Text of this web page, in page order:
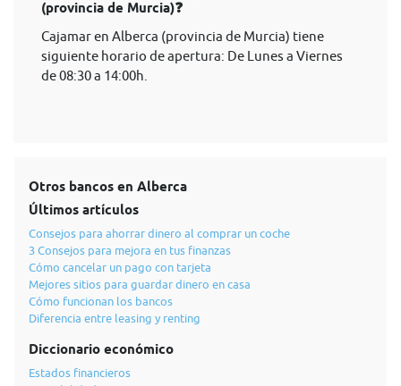
(provincia de Murcia)❓
Cajamar en Alberca (provincia de Murcia) tiene
siguiente horario de apertura: De Lunes a Viernes
de 08:30 a 14:00h.
Otros bancos en Alberca
Últimos artículos
Consejos para ahorrar dinero al comprar un coche
3 Consejos para mejora en tus finanzas
Cómo cancelar un pago con tarjeta
Mejores sitios para guardar dinero en casa
Cómo funcionan los bancos
Diferencia entre leasing y renting
Diccionario económico
Estados financieros